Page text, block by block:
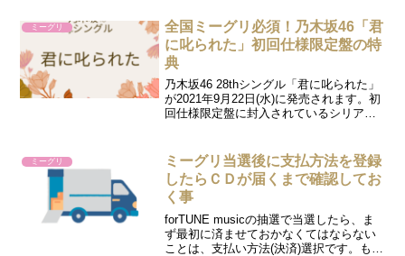
「流れ弾」「ってか」と続けざまにシン
グルがリリースされ、乃木...
ミーグリ
全国ミーグリ必須！乃木坂46「君
に叱られた」初回仕様限定盤の特
典
乃木坂46 28thシングル「君に叱られた」
が2021年9月22日(水)に発売されます。初
回仕様限定盤に封入されているシリアル
かによっても、獲得できる特典に違いが
ありま...
ミーグリ
ミーグリ当選後に支払方法を登録
したらＣＤが届くまで確認してお
く事
forTUNE musicの抽選で当選したら、ま
ず最初に済ませておかなくてはならない
ことは、支払い方法(決済)選択です。もし